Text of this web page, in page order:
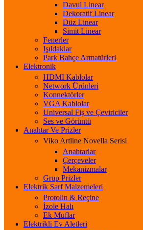
Davul Linear
Dekoratif Linear
Düz Linear
Simit Linear
Fenerler
Işıldaklar
Park Bahçe Armatürleri
Elektronik
HDMI Kablolar
Network Ürünleri
Konnektörler
VGA Kablolar
Universal Fiş ve Çeviriciler
Ses ve Görüntü
Anahtar Ve Prizler
Viko Artline Novella Serisi
Anahtarlar
Çerçeveler
Mekanizmalar
Grup Prizler
Elektrik Sarf Malzemeleri
Protolin & Reçine
İzole Halı
Ek Muflar
Elektrikli Ev Aletleri